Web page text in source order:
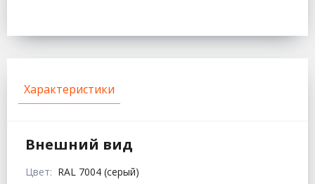
Характеристики
Внешний вид
Цвет: RAL 7004 (серый)